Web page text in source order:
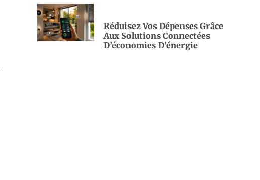
Réduisez Vos Dépenses Grâce
Aux Solutions Connectées
D’économies D’énergie